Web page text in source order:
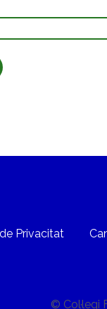
Privacitat
© Col·legi